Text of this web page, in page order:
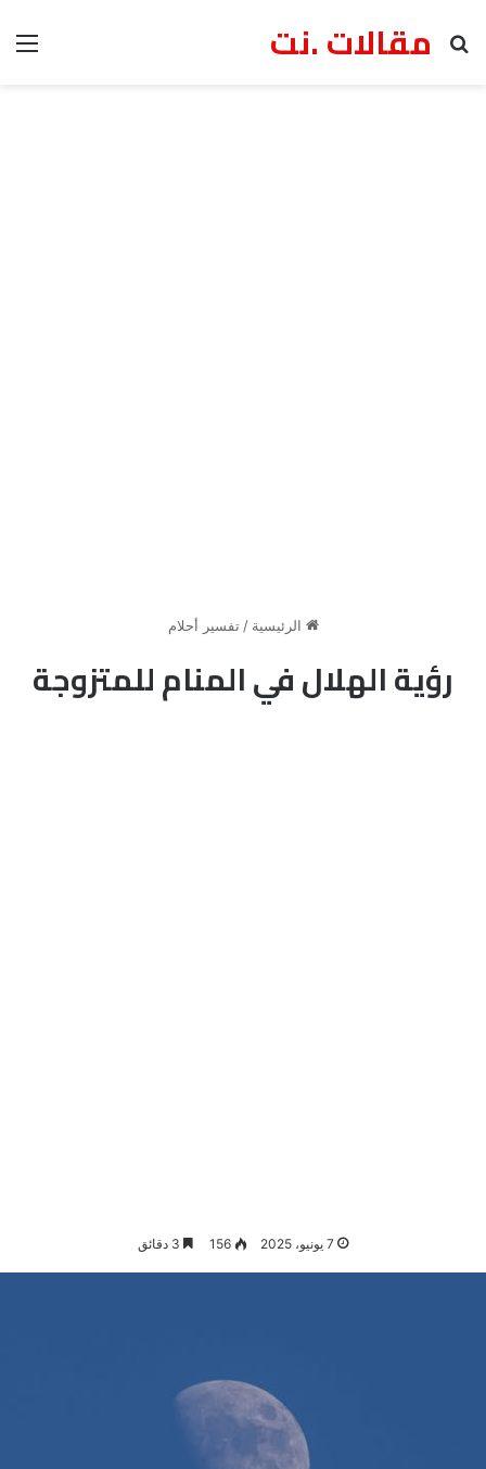
مقالات .نت
بحث عن
الرئيسية / تفسير أحلام
رؤية الهلال في المنام للمتزوجة
7 يونيو، 2025 156